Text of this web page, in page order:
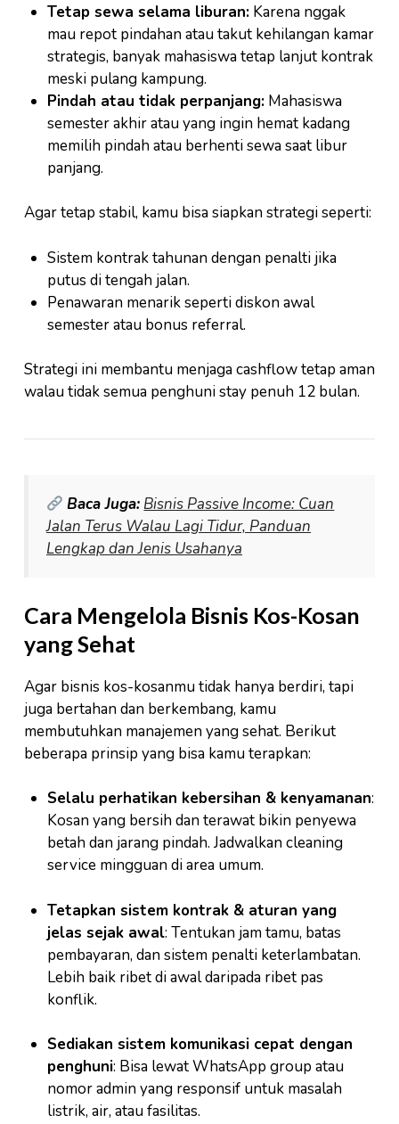
Tetap sewa selama liburan:Karena nggak
mau repot pindahan atau takut kehilangan kamar
strategis, banyak mahasiswa tetap lanjut kontrak
meski pulang kampung.
Pindah atau tidak perpanjang:Mahasiswa
semester akhir atau yang ingin hemat kadang
memilih pindah atau berhenti sewa saat libur
panjang.
Agar tetap stabil, kamu bisa siapkan strategi seperti:
Sistem kontrak tahunan dengan penalti jika
putus di tengah jalan.
Penawaran menarik seperti diskon awal
semester atau bonus referral.
Strategi ini membantu menjaga cashflow tetap aman
walau tidak semua penghuni stay penuh 12 bulan.
Baca Juga: Bisnis Passive Income: Cuan
Jalan Terus Walau Lagi Tidur, Panduan
Lengkap dan Jenis Usahanya
Cara Mengelola Bisnis Kos-Kosan
yang Sehat
Agar bisnis kos-kosanmu tidak hanya berdiri, tapi
juga bertahan dan berkembang, kamu
membutuhkan manajemen yang sehat. Berikut
beberapa prinsip yang bisa kamu terapkan:
Selalu perhatikan kebersihan & kenyamanan:
Kosan yang bersih dan terawat bikin penyewa
betah dan jarang pindah. Jadwalkan cleaning
service mingguan di area umum.
Tetapkan sistem kontrak & aturan yang
jelas sejak awal: Tentukan jam tamu, batas
pembayaran, dan sistem penalti keterlambatan.
Lebih baik ribet di awal daripada ribet pas
konflik.
Sediakan sistem komunikasi cepat dengan
penghuni: Bisa lewat WhatsApp group atau
nomor admin yang responsif untuk masalah
listrik, air, atau fasilitas.